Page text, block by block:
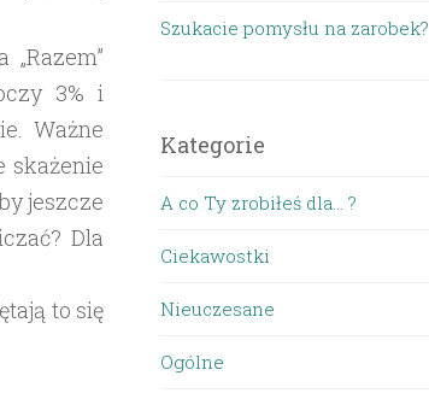
3% i
Ważne
skażenie
jeszcze
Dla
to się
Szukacie pomysłu na zarobek?
Kategorie
A co Ty zrobiłeś dla… ?
Ciekawostki
Nieuczesane
Ogólne